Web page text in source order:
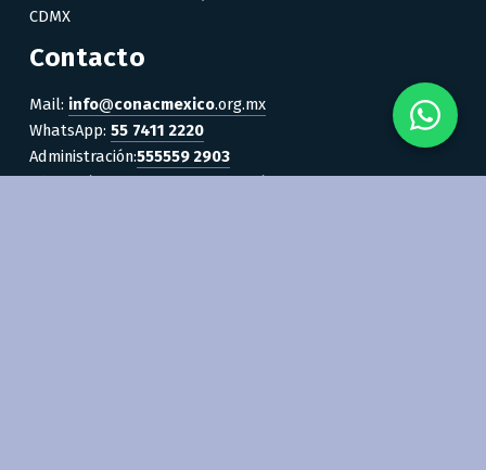
CDMX
Contacto
Mail: info@conacmexico.org.mx
WhatsApp: 55 7411 2220
Administración:555559 2903
Educación Continua y Certificación: 55 5559 2943